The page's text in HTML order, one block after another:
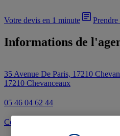
Votre devis en 1 minute Prendre
Informations de
35 Avenue De Paris, 17210
17210 Chevanceaux
05 46 04 62 44
Contacter l'agence par e-mail